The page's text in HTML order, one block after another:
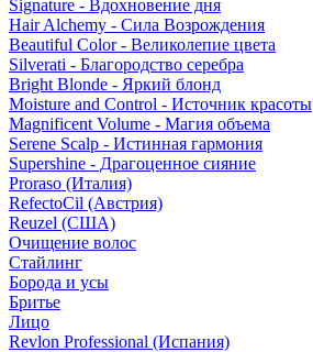
Signature - Вдохновение дня
Hair Alchemy - Сила Возрождения
Beautiful Color - Великолепие цвета
Silverati - Благородство серебра
Bright Blonde - Яркий блонд
Moisture and Control - Источник красоты
Magnificent Volume - Магия объема
Serene Scalp - Истинная гармония
Supershine - Драгоценное сияние
Proraso (Италия)
RefectoCil (Австрия)
Reuzel (США)
Очищение волос
Стайлинг
Борода и усы
Бритье
Лицо
Revlon Professional (Испания)